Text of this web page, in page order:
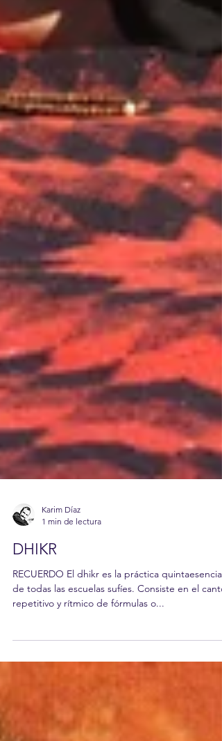
Karim Díaz
1 min de lectura
DHIKR
RECUERDO El dhikr es la práctica quintaesencial
repetitivo y rítmico de fórmulas o...